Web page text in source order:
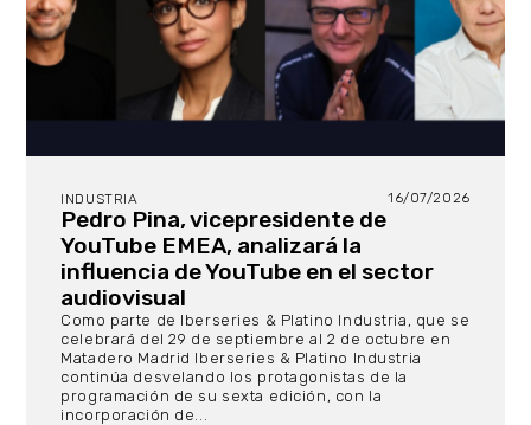
INDUSTRIA 16/07/2026
Pedro Pina, vicepresidente de
YouTube EMEA, analizará la
influencia de YouTube en el sector
audiovisual
Como parte de Iberseries & Platino Industria, que se
celebrará del 29 de septiembre al 2 de octubre en
Matadero Madrid Iberseries & Platino Industria
continúa desvelando los protagonistas de la
programación de su sexta edición, con la
incorporación de...